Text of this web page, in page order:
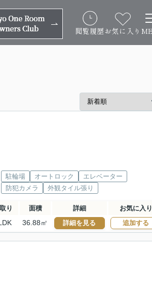
閲覧履歴お気に入り
駐輪場 オートロック
エレベーター
防犯カメラ
外観タイル張り
り 面積 詳細 お気に入り
36.88㎡ 詳細を見る 追加する